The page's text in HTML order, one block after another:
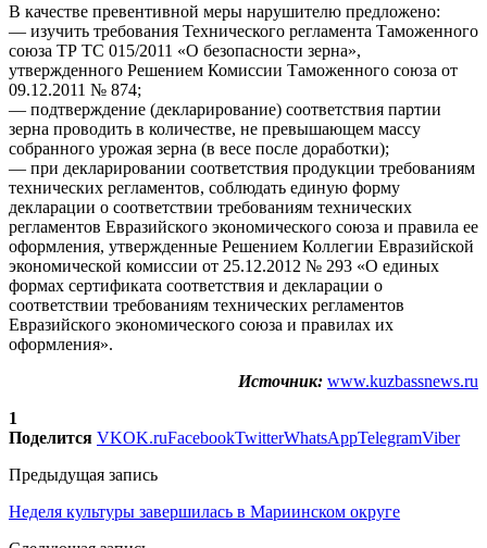
В качестве превентивной меры нарушителю предложено:
— изучить требования Технического регламента Таможенного
союза ТР ТС 015/2011 «О безопасности зерна»,
утвержденного Решением Комиссии Таможенного союза от
09.12.2011 № 874;
— подтверждение (декларирование) соответствия партии
зерна проводить в количестве, не превышающем массу
собранного урожая зерна (в весе после доработки);
— при декларировании соответствия продукции требованиям
технических регламентов, соблюдать единую форму
декларации о соответствии требованиям технических
регламентов Евразийского экономического союза и правила ее
оформления, утвержденные Решением Коллегии Евразийской
экономической комиссии от 25.12.2012 № 293 «О единых
формах сертификата соответствия и декларации о
соответствии требованиям технических регламентов
Евразийского экономического союза и правилах их
оформления».
Источник: www.kuzbassnews.ru
1
Поделится VKOK.ruFacebookTwitterWhatsAppTelegramViber
Предыдущая запись
Неделя культуры завершилась в Мариинском округе